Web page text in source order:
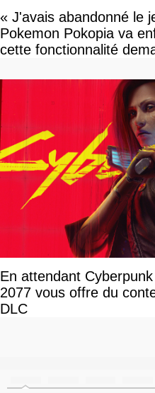
« J'avais abandonné le
Pokemon Pokopia va
cette fonctionnalité
En attendant
2077 vous offre du
DLC